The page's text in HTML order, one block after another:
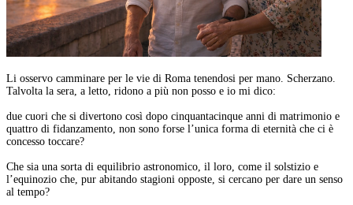
Li osservo camminare per le vie di Roma tenendosi per mano. Scherzano.
Talvolta la sera, a letto, ridono a più non posso e io mi dico:
due cuori che si divertono così dopo cinquantacinque anni di matrimonio e
quattro di fidanzamento, non sono forse l’unica forma di eternità che ci è
concesso toccare?
Che sia una sorta di equilibrio astronomico, il loro, come il solstizio e
l’equinozio che, pur abitando stagioni opposte, si cercano per dare un senso
al tempo?